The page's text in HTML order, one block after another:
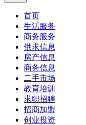
首页
生活服务
商务服务
供求信息
房产信息
商务信息
二手市场
教育培训
求职招聘
招商加盟
创业投资